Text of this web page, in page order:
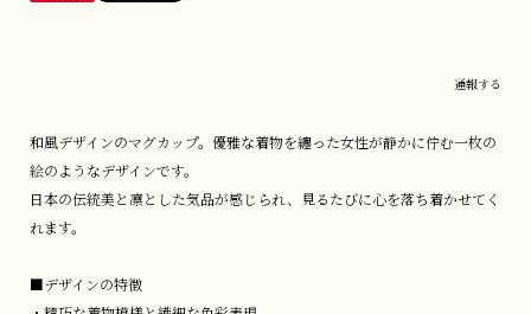
通報する
和風デザインのマグカップ。優雅な着物を纏った女性が静かに佇む一枚の
絵のようなデザインです。
日本の伝統美と凛とした気品が感じられ、見るたびに心を落ち着かせてく
れます。
■デザインの特徴